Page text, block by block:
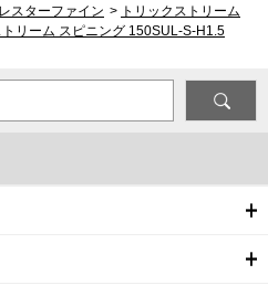
レスターファイン > トリックストリーム
トリーム スピニング 150SUL-S-H1.5